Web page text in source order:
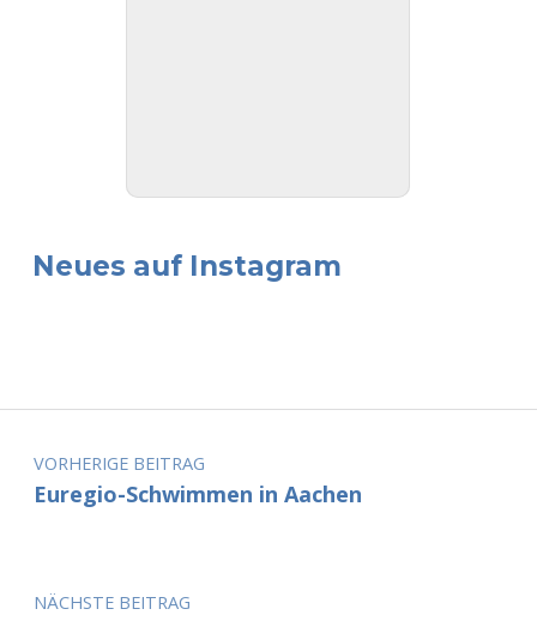
Neues auf Instagram
Beitragsnavigation
VORHERIGE BEITRAG
Euregio-Schwimmen in Aachen
NÄCHSTE BEITRAG